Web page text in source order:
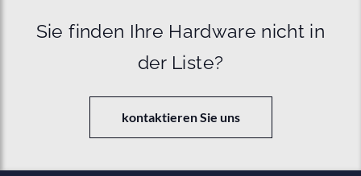
Sie finden Ihre Hardware nicht in
der Liste?
kontaktieren Sie uns